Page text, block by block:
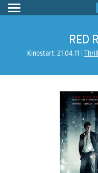
RED
Kinostart: 21.04.11